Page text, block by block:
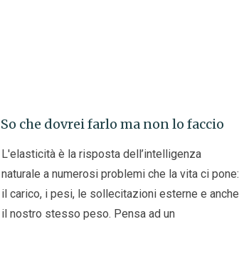
So che dovrei farlo ma non lo faccio
L'elasticità è la risposta dell’intelligenza
naturale a numerosi problemi che la vita ci pone:
il carico, i pesi, le sollecitazioni esterne e anche
il nostro stesso peso. Pensa ad un